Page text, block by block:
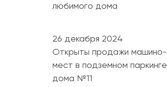
любимого дома
26 декабря 2024
Открыты продажи машино-
мест в подземном паркинге
дома №11